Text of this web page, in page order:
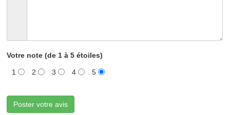
Votre note (de 1 à 5 étoiles)
1 2 3 4 5
Poster votre avis